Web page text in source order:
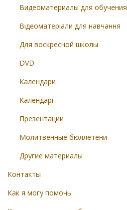
Видеоматериалы для обучения
Відеоматеріали для навчання
Для воскресной школы
DVD
Календари
Календарі
Презентации
Молитвенные бюллетени
Другие материалы
Контакты
Как я могу помочь